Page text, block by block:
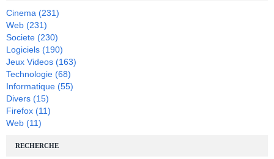
RECHERCHE
Cinema (231)
Web (231)
Societe (230)
Logiciels (190)
Jeux Videos (163)
Technologie (68)
Informatique (55)
Divers (15)
Firefox (11)
Web (11)